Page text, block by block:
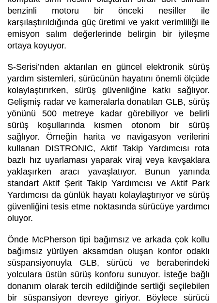
benzinli motoru bir önceki nesiller ile
karşılaştırıldığında güç üretimi ve yakıt verimliliği ile
emisyon salım değerlerinde belirgin bir iyileşme
ortaya koyuyor.
S-Serisi’nden aktarılan en güncel elektronik sürüş
yardım sistemleri, sürücünün hayatını önemli ölçüde
kolaylaştırırken, sürüş güvenliğine katkı sağlıyor.
Gelişmiş radar ve kameralarla donatılan GLB, sürüş
yönünü 500 metreye kadar görebiliyor ve belirli
sürüş koşullarında kısmen otonom bir sürüş
sağlıyor. Örneğin harita ve navigasyon verilerini
kullanan
DISTRONIC, Aktif Takip Yardımcısı rota
bazlı hız uyarlaması yaparak viraj veya kavşaklara
yaklaşırken aracı yavaşlatıyor. Bunun yanında
standart Aktif Şerit Takip Yardımcısı ve Aktif Park
Yardımcısı da günlük hayatı kolaylaştırıyor ve sürüş
güvenliğini tesis etme noktasında sürücüye yardımcı
oluyor.
Önde McPherson tipi bağımsız ve arkada çok kollu
bağımsız yürüyen aksamdan oluşan konfor odaklı
süspansiyonuyla GLB, sürücü ve beraberindeki
yolculara üstün sürüş konforu sunuyor. İsteğe bağlı
donanım olarak tercih edildiğinde sertliği seçilebilen
bir süspansiyon devreye giriyor. Böylece sürücü